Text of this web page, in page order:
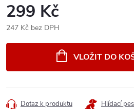
299 Kč
247 Kč bez DPH
VLOŽIT DO
Dotaz k produktu Hlídací pes